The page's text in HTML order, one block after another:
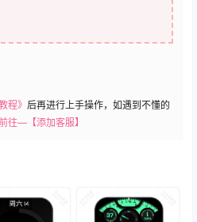
程》 后再进行上手操作，如遇到不懂的
往—【添加客服】